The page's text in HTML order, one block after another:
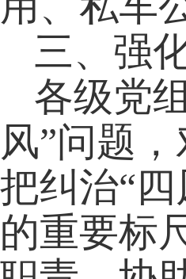
三、强
各级党
风”问题
把纠治“
的重要标